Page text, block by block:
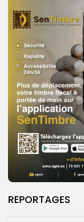
REPORTAGES